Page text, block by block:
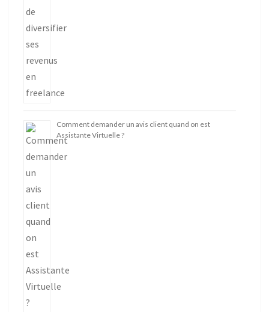
Comment demander un avis client quand on est
Assistante Virtuelle ?